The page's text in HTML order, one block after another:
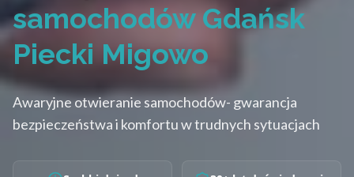
samochodów Gdańsk
Piecki Migowo
Awaryjne otwieranie samochodów- gwarancja
bezpieczeństwa i komfortu w trudnych sytuacjach